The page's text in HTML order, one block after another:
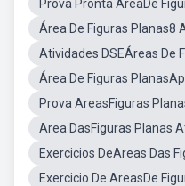
Prova Pronta AreaDe
Área De Figuras Planas8
Atividades DSEÁreas De
Área De Figuras
Prova AreasFiguras
Area DasFiguras Planas
Exercicios DeAreas Das
Exercicio De AreasDe